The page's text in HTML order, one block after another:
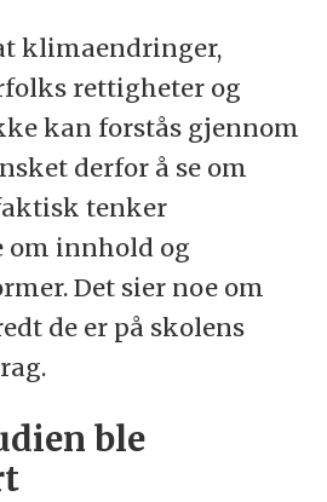
klimaendringer,
rettigheter og
kan forstås gjennom
derfor å se om
tenker
om innhold og
Det sier noe om
de er på skolens
ble